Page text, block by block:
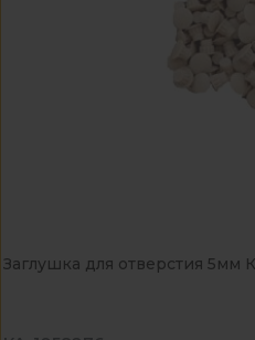
Заглушка для отверстия 5мм